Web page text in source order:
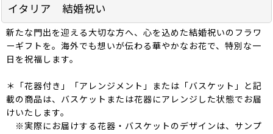
イタリア 結婚祝い
新たな門出を迎える大切な方へ、心を込めた結婚祝いのフラワ
ーギフトを。海外でも想いが伝わる華やかなお花で、特別な一
日を祝福します。
＊「花器付き」「アレンジメント」または「バスケット」と記
載の商品は、バスケットまたは花器にアレンジした状態でお届
けいたします。
※実際にお届けする花器・バスケットのデザインは、サンプ